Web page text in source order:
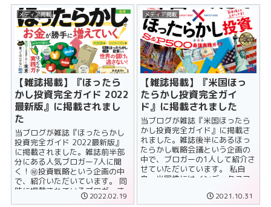
が......
メディア掲載
【雑誌掲載】『ほったら
かし投資完全ガイド 2022
最新版』に掲載されまし
た
当ブログが雑誌『ほったらかし
投資完全ガイド 2022最新版』
に掲載されました。雑誌前半部
分にある人気ブロガー7人に聞
く！㊙投資戦略という企画の中
で、紹介いただいています。 同
時に掲載されているブロガーさ
んを紹介します。 ◆ ......2022.02.19
メディア掲載
【雑誌掲載】『米国ほっ
たらかし投資完全ガイ
ド』に掲載されました
当ブログが雑誌『米国ほったら
かし投資完全ガイド』に掲載さ
れました。雑誌後半にあるほっ
たらかし戦略会議という企画の
中で、ブロガーの1人して紹介さ
せていただいています。 私自
身、米国株にはインデックスフ
2021.10.31